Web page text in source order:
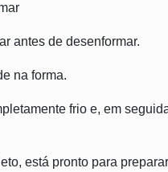
antes de desenformar.
na forma.
frio e, em
está pronto para